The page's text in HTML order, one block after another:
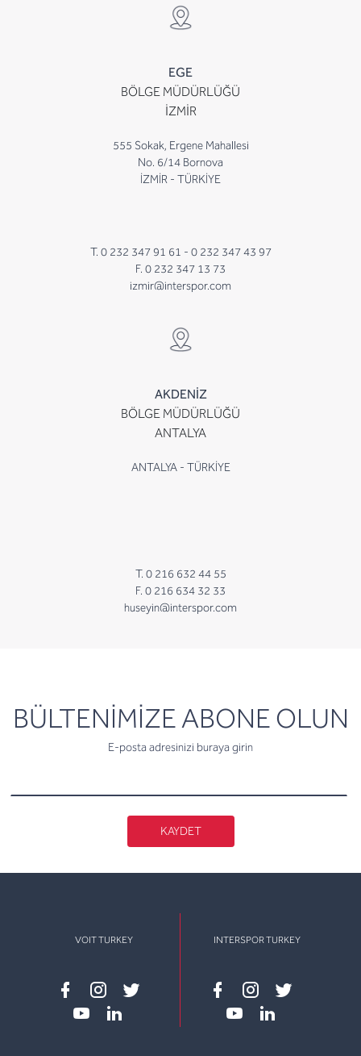
EGE
BÖLGE MÜDÜRLÜĞÜ
İZMİR
555 Sokak, Ergene Mahallesi
No. 6/14 Bornova
İZMİR - TÜRKİYE
T. 0 232 347 91 61 - 0 232 347 43 97
F. 0 232 347 13 73
izmir@interspor.com
AKDENİZ
BÖLGE MÜDÜRLÜĞÜ
ANTALYA
ANTALYA - TÜRKİYE
T. 0 216 632 44 55
F. 0 216 634 32 33
huseyin@interspor.com
BÜLTENİMİZE ABONE OLUN
E-posta adresinizi buraya girin
newsletter
KAYDET
VOIT TURKEY
Facebook
instagram
twitter
INTERSPOR TURKEY
Facebook
instagram
twitter